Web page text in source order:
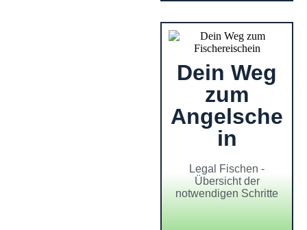
Dein Weg
zum
Angelsche
in
Legal Fischen -
Übersicht der
notwendigen Schritte